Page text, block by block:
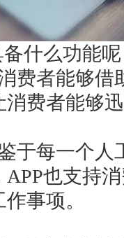
备什么功能
费者能够
费者能够
于每一个
也支持
事项。